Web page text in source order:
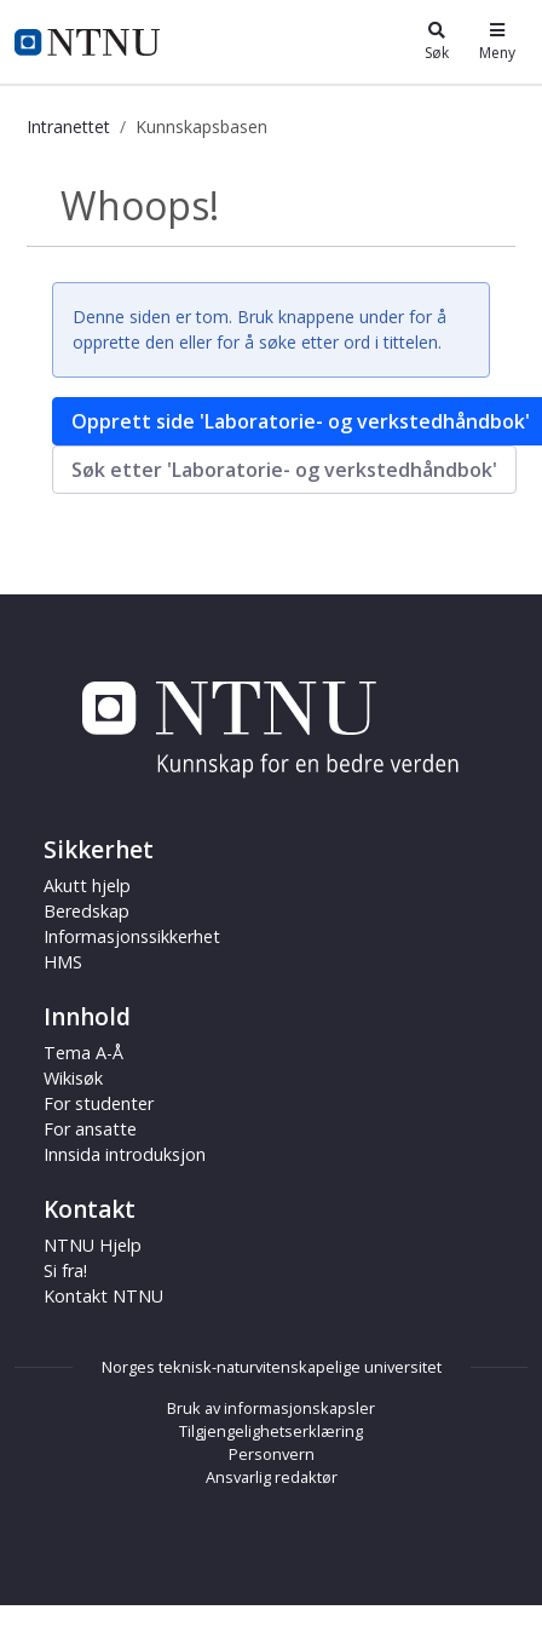
i.ntnu.no Søk Meny
Intranettet Kunnskapsbasen
Kunnskapsbasen
Tilbake
Whoops!
Denne siden er tom. Bruk knappene under for å
opprette den eller for å søke etter ord i tittelen.
Opprett side 'Laboratorie- og verkstedhåndbok'
Søk etter 'Laboratorie- og verkstedhåndbok'
Sikkerhet
Akutt hjelp
Beredskap
Informasjonssikkerhet
HMS
Innhold
Tema A-Å
Wikisøk
For studenter
For ansatte
Innsida introduksjon
Kontakt
NTNU Hjelp
Si fra!
Kontakt NTNU
Norges teknisk-naturvitenskapelige universitet
Bruk av informasjonskapsler
Tilgjengelighetserklæring
Personvern
Ansvarlig redaktør